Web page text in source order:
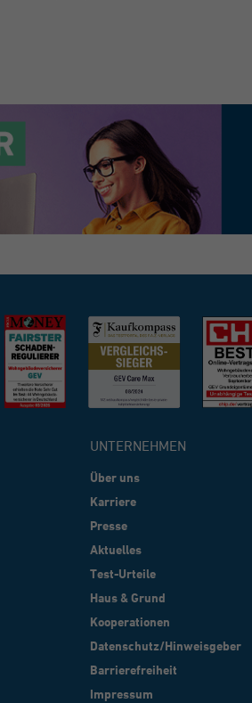
UNTERNEHMEN
Über uns
Karriere
Presse
Aktuelles
Test-Urteile
Haus & Grund
Kooperationen
Datenschutz/Hinweisgeber
Barrierefreiheit
Impressum